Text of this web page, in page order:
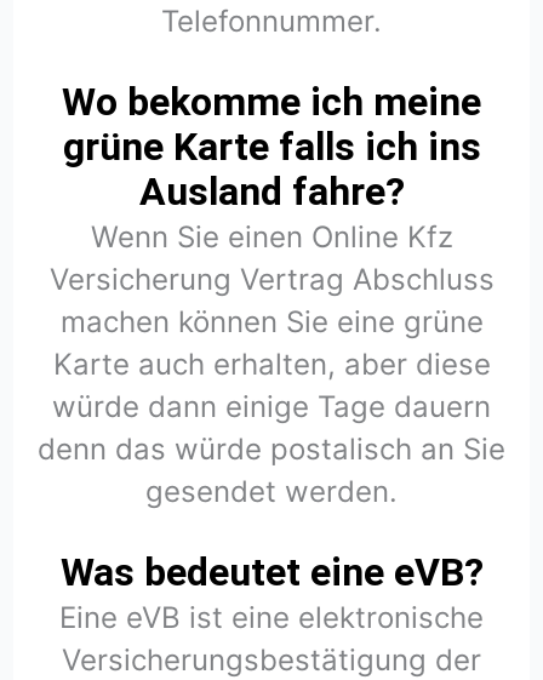
Telefonnummer.
Wo bekomme ich meine
grüne Karte falls ich ins
Ausland fahre?
Wenn Sie einen Online Kfz
Versicherung Vertrag Abschluss
machen können Sie eine grüne
Karte auch erhalten, aber diese
würde dann einige Tage dauern
denn das würde postalisch an Sie
gesendet werden.
Was bedeutet eine eVB?
Eine eVB ist eine elektronische
Versicherungsbestätigung der